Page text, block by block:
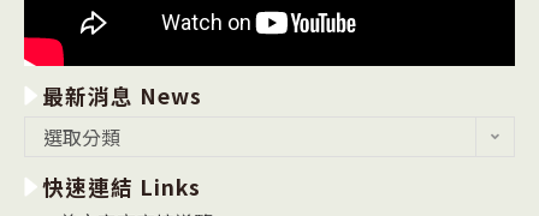
最新消息 News
消
選取分類
快速連結 Links